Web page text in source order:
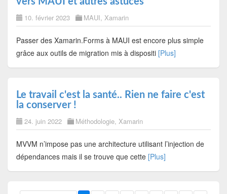
10. février 2023 MAUI, Xamarin
Passer des Xamarin.Forms à MAUI est encore plus simple
grâce aux outils de migration mis à dispositi [Plus]
Le travail c'est la santé.. Rien ne faire c'est
la conserver !
24. juin 2022 Méthodologie, Xamarin
MVVM n’impose pas une architecture utilisant l’injection de
dépendances mais il se trouve que cette [Plus]